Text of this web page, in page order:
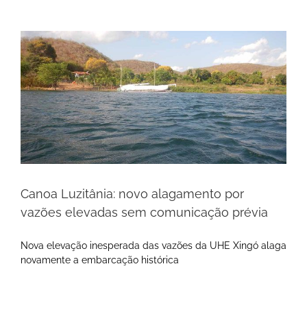
Canoa Luzitânia: novo alagamento por
vazões elevadas sem comunicação prévia
Nova elevação inesperada das vazões da UHE Xingó alaga
novamente a embarcação histórica